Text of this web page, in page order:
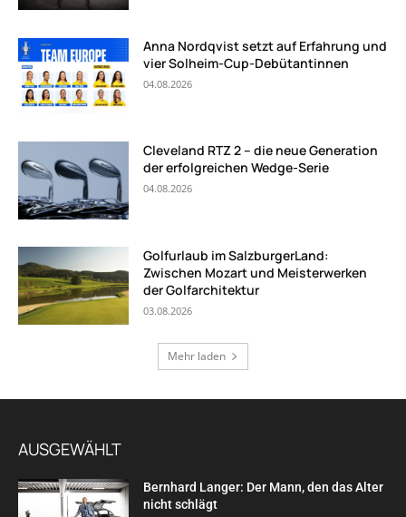
Anna Nordqvist setzt auf Erfahrung und
vier Solheim-Cup-Debütantinnen
04.08.2026
Cleveland RTZ 2 – die neue Generation
der erfolgreichen Wedge-Serie
04.08.2026
Golfurlaub im SalzburgerLand:
Zwischen Mozart und Meisterwerken
der Golfarchitektur
03.08.2026
Mehr laden
AUSGEWÄHLT
Bernhard Langer: Der Mann, den das Alter
nicht schlägt